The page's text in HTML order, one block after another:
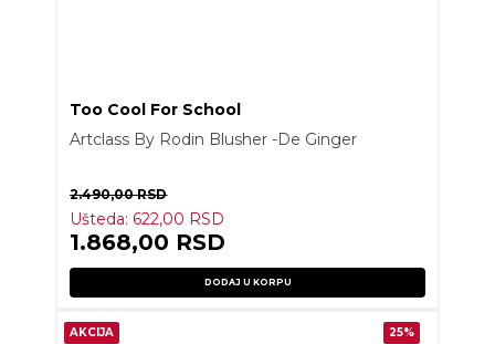
Too Cool For School
Artclass By Rodin Blusher -De Ginger
2.490,00RSD
Ušteda: 622,00 RSD
1.868,00 RSD
DODAJ U KORPU
AKCIJA 25%